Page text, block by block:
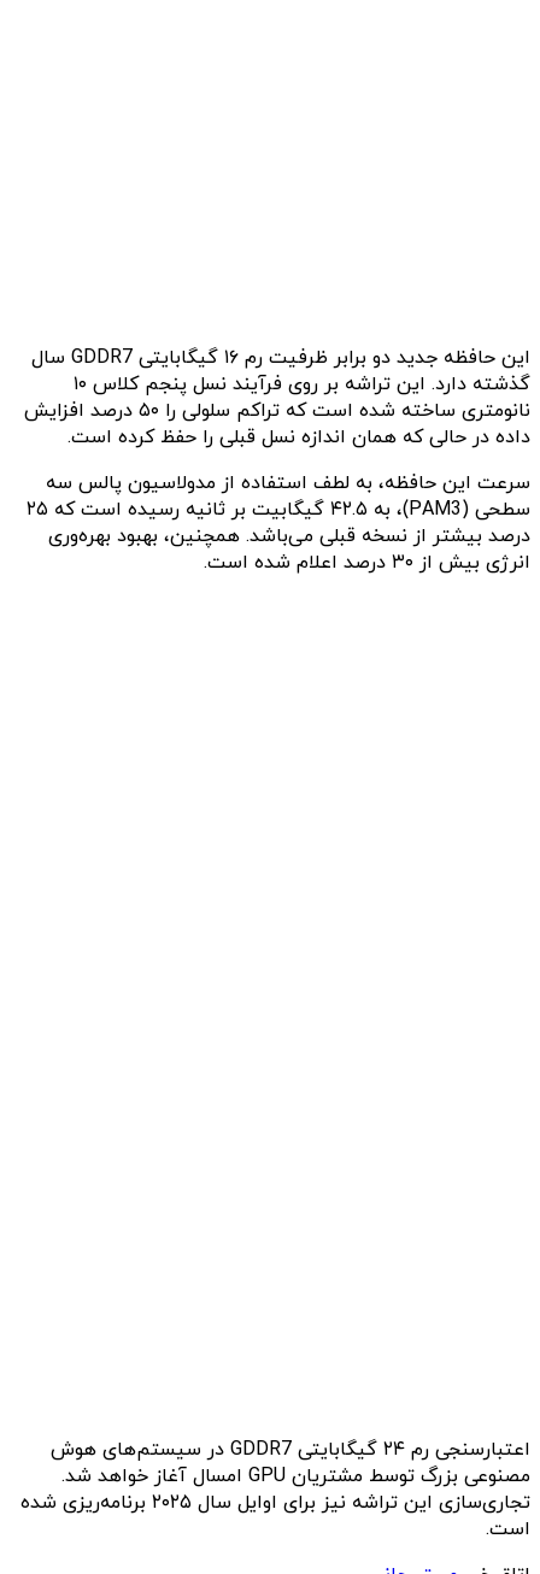
این حافظه جدید دو برابر ظرفیت رم ۱۶ گیگابایتی GDDR7 سال
گذشته دارد. این تراشه بر روی فرآیند نسل پنجم کلاس ۱۰
نانومتری ساخته شده است که تراکم سلولی را ۵۰ درصد افزایش
داده در حالی که همان اندازه نسل قبلی را حفظ کرده است.
سرعت این حافظه، به لطف استفاده از مدولاسیون پالس سه
سطحی (PAM3)، به ۴۲.۵ گیگابیت بر ثانیه رسیده است که ۲۵
درصد بیشتر از نسخه قبلی می‌باشد. همچنین، بهبود بهره‌وری
انرژی بیش از ۳۰ درصد اعلام شده است.
اعتبارسنجی رم ۲۴ گیگابایتی GDDR7 در سیستم‌های هوش
مصنوعی بزرگ توسط مشتریان GPU امسال آغاز خواهد شد.
تجاری‌سازی این تراشه نیز برای اوایل سال ۲۰۲۵ برنامه‌ریزی شده
است.